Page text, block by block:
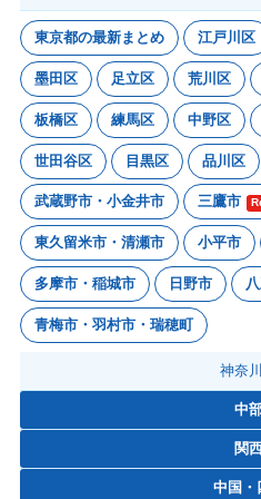
東京都の最新まとめ 江戸川区
墨田区 足立区 荒川区
板橋区 練馬区 中野区
世田谷区 目黒区 品川区
武蔵野市・小金井市 三鷹市
東久留米市・清瀬市 小平市
多摩市・稲城市 日野市
青梅市・羽村市・瑞穂町
神奈
中
関
中国・